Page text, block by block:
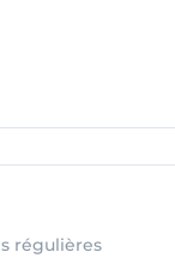
régulières